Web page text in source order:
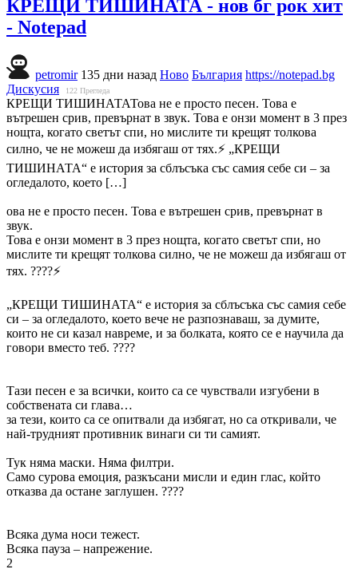
КРЕЩИ ТИШИНАТА - нов бг рок хит
- Notepad
petromir 135 дни назад Ново България https://notepad.bg
Дискусия
122 Прегледа
КРЕЩИ ТИШИНАТАТова не е просто песен. Това е
вътрешен срив, превърнат в звук. Това е онзи момент в 3 през
нощта, когато светът спи, но мислите ти крещят толкова
силно, че не можеш да избягаш от тях.⚡ „КРЕЩИ
ТИШИНАТА“ е история за сблъсъка със самия себе си – за
огледалото, което […]
ова не е просто песен. Това е вътрешен срив, превърнат в
звук.
Това е онзи момент в 3 през нощта, когато светът спи, но
мислите ти крещят толкова силно, че не можеш да избягаш от
тях. ????⚡
„КРЕЩИ ТИШИНАТА“ е история за сблъсъка със самия себе
си – за огледалото, което вече не разпознаваш, за думите,
които не си казал навреме, и за болката, която се е научила да
говори вместо теб. ????
Тази песен е за всички, които са се чувствали изгубени в
собствената си глава…
за тези, които са се опитвали да избягат, но са откривали, че
най-трудният противник винаги си ти самият.
Тук няма маски. Няма филтри.
Само сурова емоция, разкъсани мисли и един глас, който
отказва да остане заглушен. ????
Всяка дума носи тежест.
Всяка пауза – напрежение.
2